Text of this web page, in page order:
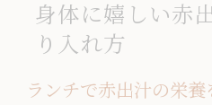
身体に嬉しい赤
り入れ方
ランチで赤出汁の栄